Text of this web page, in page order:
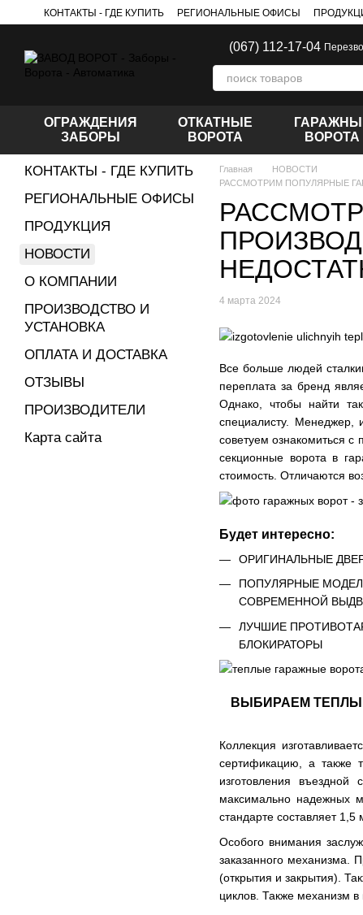
Перейти к основному контенту
КОНТАКТЫ - ГДЕ КУПИТЬ РЕГИОНАЛЬНЫЕ ОФИСЫ
(067) 112-17-04
ОГРАЖДЕНИЯ
ЗАБОРЫ
ОТКАТНЫЕ
ВОРОТА
ВОРОТА
Главная
НОВОСТИ
РАССМОТРИМ ПОПУЛЯРНЫЕ
4 марта 2024
Все больше людей
переплата за бренд
Однако, чтобы найти
специалисту. Менеджер,
советуем ознакомиться с
секционные ворота в
стоимость. Отличаются
Будет интересно:
ОРИГИНАЛЬНЫЕ
ПОПУЛЯРНЫЕ
СОВРЕМЕННОЙ
ЛУЧШИЕ
БЛОКИРАТОРЫ
ВЫБИРАЕМ
Коллекция
сертификацию, а также
изготовления въездной
максимально надежных
стандарте составляет
Особого внимания
заказанного механизма.
(открытия и закрытия).
циклов. Также механизм
КОНТАКТЫ - ГДЕ КУПИТЬ
РЕГИОНАЛЬНЫЕ ОФИСЫ
ПРОДУКЦИЯ
НОВОСТИ
О КОМПАНИИ
ПРОИЗВОДСТВО И
УСТАНОВКА
ОПЛАТА И ДОСТАВКА
ОТЗЫВЫ
ПРОИЗВОДИТЕЛИ
Карта сайта